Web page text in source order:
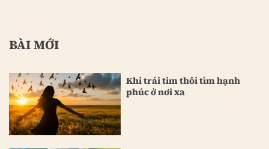
BÀI MỚI
Khi trái tim thôi tìm hạnh
phúc ở nơi xa